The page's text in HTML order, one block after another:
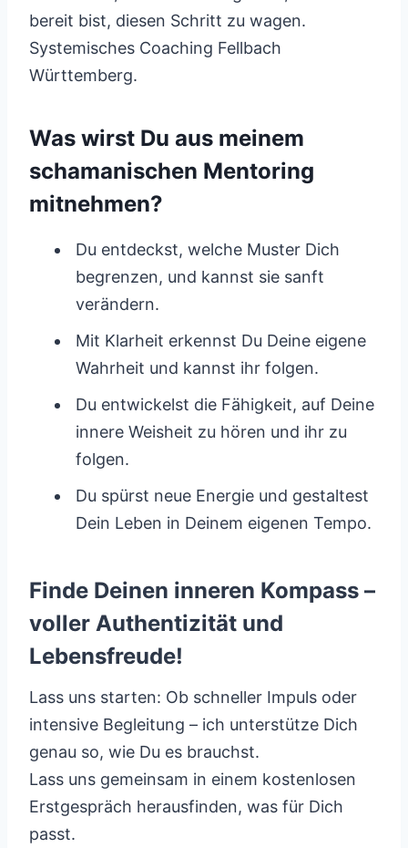
bereit bist, diesen Schritt zu wagen.
Systemisches Coaching Fellbach
Württemberg.
Was wirst Du aus meinem
schamanischen Mentoring
mitnehmen?
Du entdeckst, welche Muster Dich
begrenzen, und kannst sie sanft
verändern.
Mit Klarheit erkennst Du Deine eigene
Wahrheit und kannst ihr folgen.
Du entwickelst die Fähigkeit, auf Deine
innere Weisheit zu hören und ihr zu
folgen.
Du spürst neue Energie und gestaltest
Dein Leben in Deinem eigenen Tempo.
Finde Deinen inneren Kompass –
voller Authentizität und
Lebensfreude!
Lass uns starten: Ob schneller Impuls oder
intensive Begleitung – ich unterstütze Dich
genau so, wie Du es brauchst.
Lass uns gemeinsam in einem kostenlosen
Erstgespräch herausfinden, was für Dich
passt.